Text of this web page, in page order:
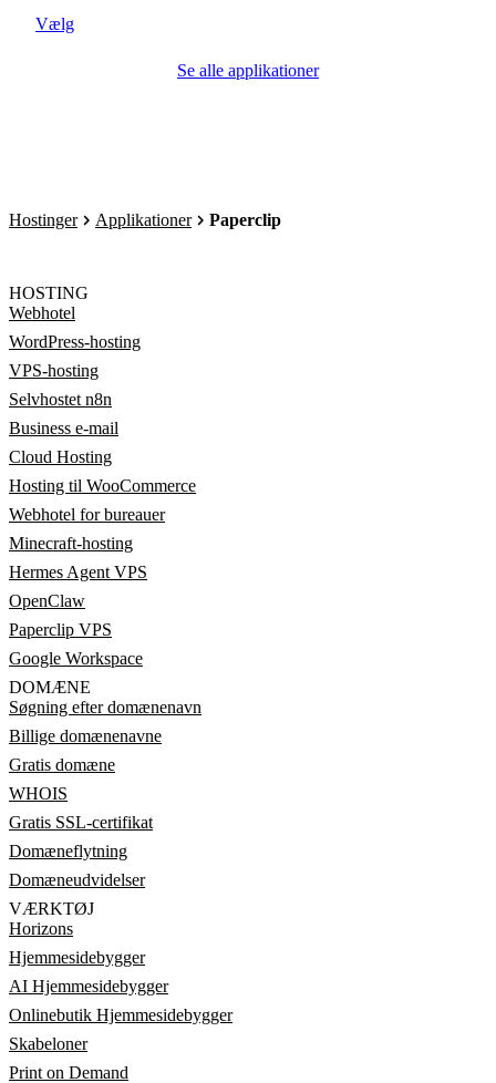
Vælg
Se alle applikationer
Hostinger Applikationer Paperclip
HOSTING
Webhotel
WordPress-hosting
VPS-hosting
Selvhostet n8n
Business e-mail
Cloud Hosting
Hosting til WooCommerce
Webhotel for bureauer
Minecraft-hosting
Hermes Agent VPS
OpenClaw
Paperclip VPS
Google Workspace
DOMÆNE
Søgning efter domænenavn
Billige domænenavne
Gratis domæne
WHOIS
Gratis SSL-certifikat
Domæneflytning
Domæneudvidelser
VÆRKTØJ
Horizons
Hjemmesidebygger
AI Hjemmesidebygger
Onlinebutik Hjemmesidebygger
Skabeloner
Print on Demand